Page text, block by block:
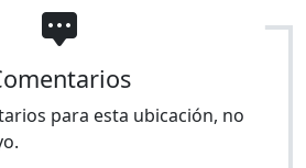
para esta ubicación, no